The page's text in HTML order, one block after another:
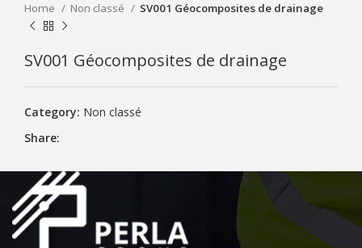
Home Non classé SV001 Géocomposites de drainage
SV001 Géocomposites de drainage
Category: Non classé
Share: